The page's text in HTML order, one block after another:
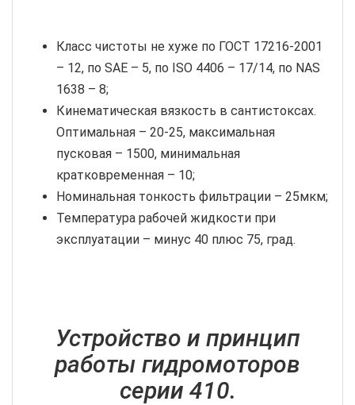
Класс чистоты не хуже по ГОСТ 17216-2001
– 12, по SAE – 5, по ISO 4406 – 17/14, по NAS
1638 – 8;
Кинематическая вязкость в сантистоксах.
Оптимальная – 20-25, максимальная
пусковая – 1500, минимальная
кратковременная – 10;
Номинальная тонкость фильтрации – 25мкм;
Температура рабочей жидкости при
эксплуатации – минус 40 плюс 75, град.
Устройство и принцип
работы гидромоторов
серии 410.